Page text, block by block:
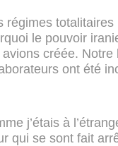
régimes totalitaires
le pouvoir
avions créée. Notre
ont été
j’étais à
qui se sont fait